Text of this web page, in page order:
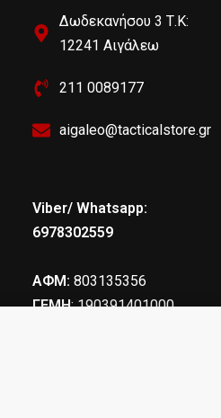
Δωδεκανήσου 3 Τ.Κ:
12241 Αιγάλεω
211 0089177
aigaleo@tacticalstore.gr
Viber/ Whatsapp:
6978302559
ΑΦΜ: 803135356
ΓΕΜΗ: 190391401000